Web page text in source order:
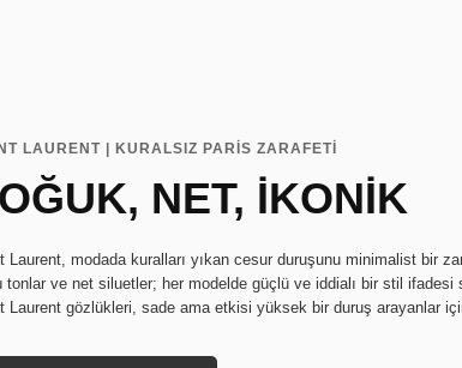
LAURENT | KURALSIZ PARİS ZARAFETİ
NET, İKONİK
Laurent, modada kuralları yıkan cesur duruşunu minimalist bir
tonlar ve net siluetler; her modelde güçlü ve iddialı bir stil ifadesi
Laurent gözlükleri, sade ama etkisi yüksek bir duruş arayanlar